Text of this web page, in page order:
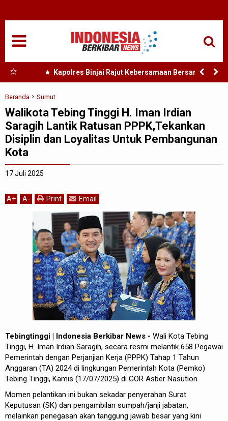
Kapolres Binjai Rajut Kebersamaan Bersama
Komunitas Ojek Online Kota Binjai
Beranda Sumut
Walikota Tebing Tinggi H. Iman Irdian
Saragih Lantik Ratusan PPPK,Tekankan
Disiplin dan Loyalitas Untuk Pembangunan
Kota
17 Juli 2025
A+ A- Print Email
Tebingtinggi | Indonesia Berkibar News - Wali Kota Tebing
Tinggi, H. Iman Irdian Saragih, secara resmi melantik 658 Pegawai
Pemerintah dengan Perjanjian Kerja (PPPK) Tahap 1 Tahun
Anggaran (TA) 2024 di lingkungan Pemerintah Kota (Pemko)
Tebing Tinggi, Kamis (17/07/2025) di GOR Asber Nasution.
Momen pelantikan ini bukan sekadar penyerahan Surat
Keputusan (SK) dan pengambilan sumpah/janji jabatan,
melainkan penegasan akan tanggung jawab besar yang kini
NASIONAL
SUMUT
TANJUNGBALAI
ACEH
EDUKASI